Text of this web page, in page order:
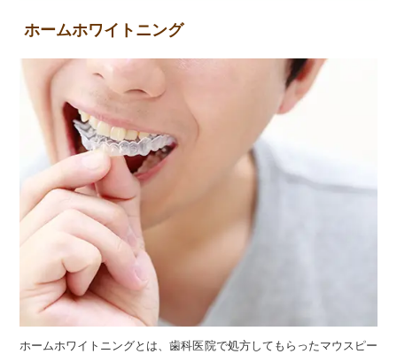
ホームホワイトニング
ホームホワイトニングとは、歯科医院で処方してもらったマウスピー